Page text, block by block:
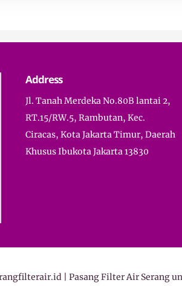
Address
Jl. Tanah Merdeka No.80B lantai 2,
RT.15/RW.5, Rambutan, Kec.
Ciracas, Kota Jakarta Timur, Daerah
Khusus Ibukota Jakarta 13830
| Pasang Filter Air Serang